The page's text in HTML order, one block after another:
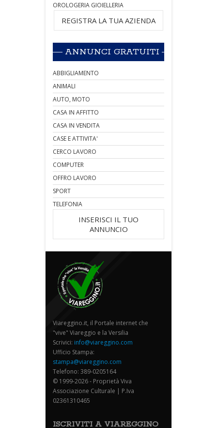
OROLOGERIA GIOIELLERIA
REGISTRA LA TUA AZIENDA
ANNUNCI GRATUITI
ABBIGLIAMENTO
ANIMALI
AUTO, MOTO
CASA IN AFFITTO
CASA IN VENDITA
CASE E ATTIVITA'
CERCO LAVORO
COMPUTER
OFFRO LAVORO
SPORT
TELEFONIA
INSERISCI IL TUO
ANNUNCIO
Viareggino.it, il Portale internet che
"vive" Viareggio e la Versilia
Scrivici: info@viareggino.com
Ufficio Stampa:
stampa@viareggino.com
Telefono: 389-0205164
© 1999-2026 - Proprietà Viva
Associazione Culturale | P.Iva
02361310465
ISCRIVITI A VIAREGGINO